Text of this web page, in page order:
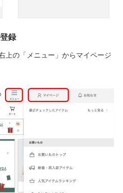
録
上の「メニュー」からマイページ